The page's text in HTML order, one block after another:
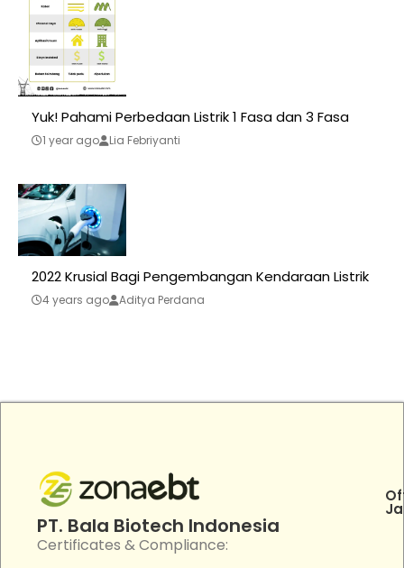
Yuk! Pahami Perbedaan Listrik 1 Fasa dan 3 Fasa
1 year ago Lia Febriyanti
2022 Krusial Bagi Pengembangan Kendaraan Listrik
4 years ago Aditya Perdana
PT. Bala Biotech Indonesia
Certificates & Compliance: